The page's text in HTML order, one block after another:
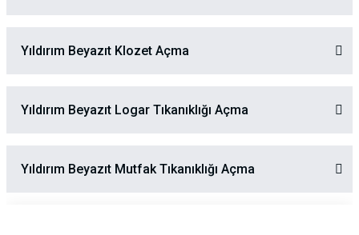
Yıldırım Beyazıt Klozet Açma
Yıldırım Beyazıt Logar Tıkanıklığı Açma
Yıldırım Beyazıt Mutfak Tıkanıklığı Açma